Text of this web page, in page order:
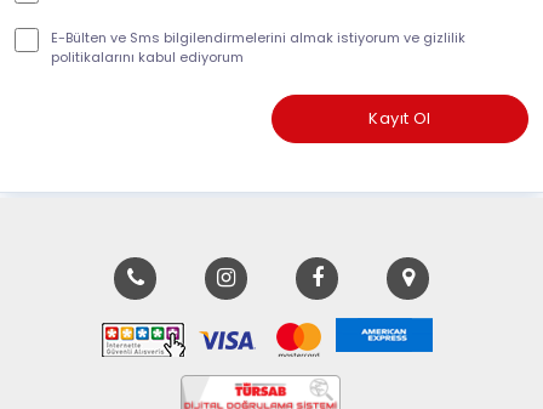
E-Bülten ve Sms bilgilendirmelerini almak istiyorum ve gizlilik
politikalarını kabul ediyorum